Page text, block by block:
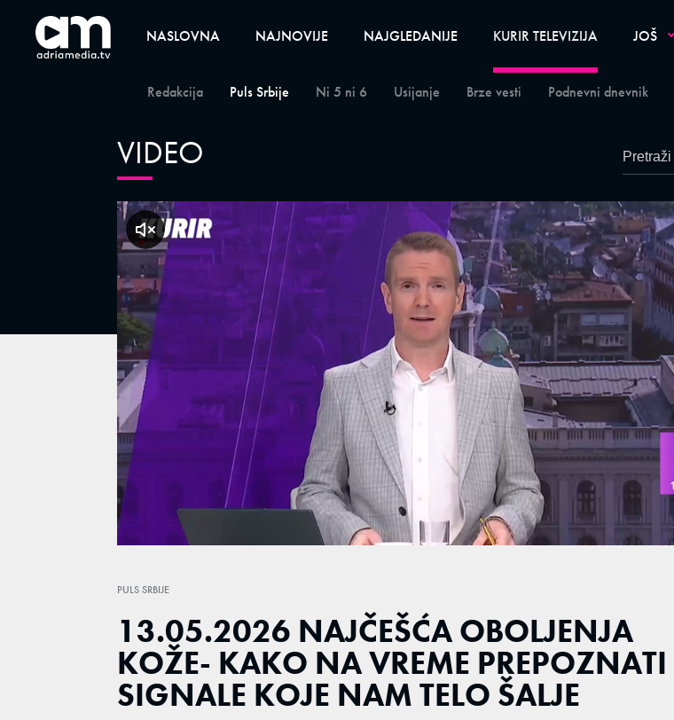
NASLOVNA NAJNOVIJE NAJGLEDANIJE KURIR TELEVIZIJA
Redakcija Puls Srbije Ni 5 ni 6 Usijanje Brze vesti Podnevni dnevnik
JOŠ
VIDEO
Unmute
klikni za zvuk
PULS SRBIJE
13.05.2026 NAJČEŠĆA OBOLJENJA
KOŽE- KAKO NA VREME PREPOZNATI
SIGNALE KOJE NAM TELO ŠALJE